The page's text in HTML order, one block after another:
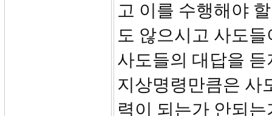
고 이를 수행해야
도 않으시고 사도
사도들의 대답을
지상명령만큼은 사
력이 되는가 안되